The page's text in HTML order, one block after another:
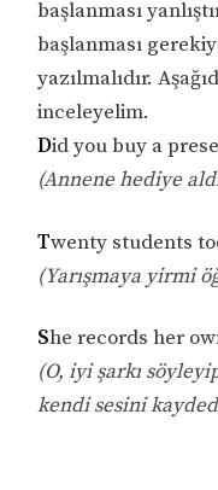
başlanması
başlanması
yazılmalıdır.
inceleyelim.
Did you buy a
(Annene hediye
Twenty students
(Yarışmaya yirmi
She records her
(O, iyi şarkı
kendi sesini